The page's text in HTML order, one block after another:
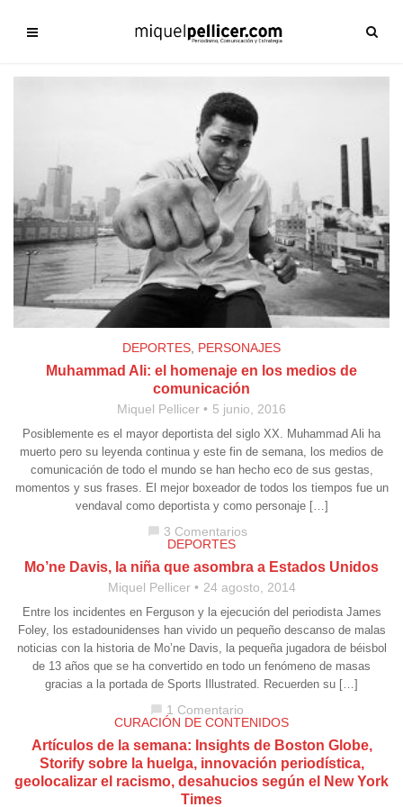
DEPORTES PERSONAJES
Muhammad Ali: el homenaje en los medios de
comunicación
Miquel Pellicer 5 junio, 2016
Posiblemente es el mayor deportista del siglo XX. Muhammad Ali ha
muerto pero su leyenda continua y este fin de semana, los medios de
comunicación de todo el mundo se han hecho eco de sus gestas,
momentos y sus frases. El mejor boxeador de todos los tiempos fue un
vendaval como deportista y como personaje […]
3 Comentarios
DEPORTES
Mo’ne Davis, la niña que asombra a Estados Unidos
Miquel Pellicer 24 agosto, 2014
Entre los incidentes en Ferguson y la ejecución del periodista James
Foley, los estadounidenses han vivido un pequeño descanso de malas
noticias con la historia de Mo’ne Davis, la pequeña jugadora de béisbol
de 13 años que se ha convertido en todo un fenómeno de masas
gracias a la portada de Sports Illustrated. Recuerden su […]
1 Comentario
CURACIÓN DE CONTENIDOS
Artículos de la semana: Insights de Boston Globe,
Storify sobre la huelga, innovación periodística,
geolocalizar el racismo, desahucios según el New York
Times